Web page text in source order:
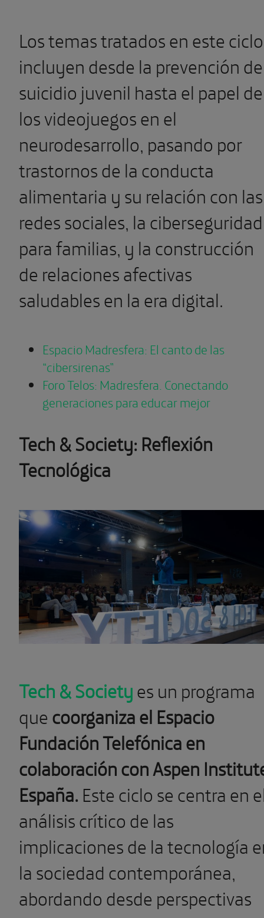
Los temas tratados en este ciclo
incluyen desde la prevención
suicidio juvenil hasta el papel de
los videojuegos en el
neurodesarrollo, pasando por
trastornos de la conducta
alimentaria y su relación con las
redes sociales, la ciberseguridad
para familias, y la construcción
de relaciones afectivas
saludables en la era digital.
Espacio Madresfera: El canto de las
“cibersirenas”
Foro Telos: Madresfera. Conectando
generaciones para educar mejor
Tech & Society: Reflexión
Tecnológica
Tech & Societyes un programa
quecoorganiza el Espacio
Fundación Telefónica en
colaboración con Aspen
España. Este ciclo se centra en
análisis crítico de las
implicaciones de la tecnología
la sociedad contemporánea,
abordando desde perspectivas